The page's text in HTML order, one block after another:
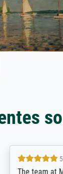
5 / 5
Meisterdrucke